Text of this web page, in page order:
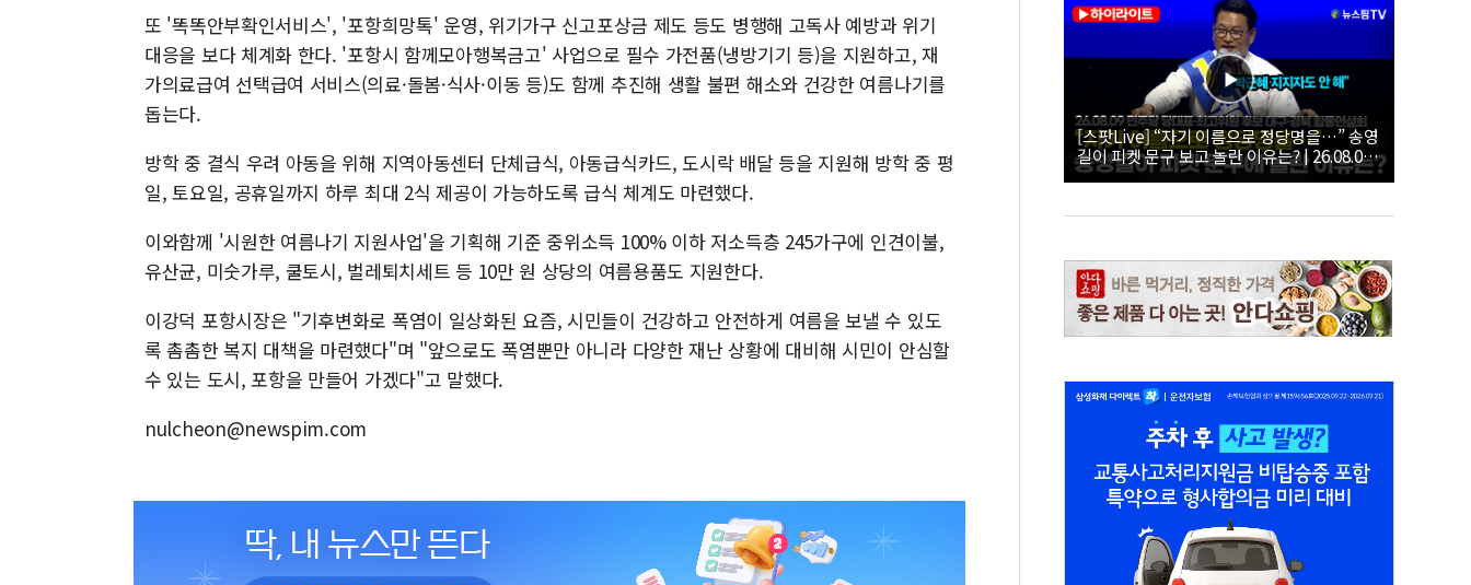
또 '똑똑안부확인서비스', '포항희망톡' 운영, 위기가구 신고포상금 제도 등도 병행해 고독사 예방과 위기
대응을 보다 체계화 한다. '포항시 함께모아행복금고' 사업으로 필수 가전품(냉방기기 등)을 지원하고, 재
가의료급여 선택급여 서비스(의료·돌봄·식사·이동 등)도 함께 추진해 생활 불편 해소와 건강한 여름나기를
돕는다.
방학 중 결식 우려 아동을 위해 지역아동센터 단체급식, 아동급식카드, 도시락 배달 등을 지원해 방학 중 평
일, 토요일, 공휴일까지 하루 최대 2식 제공이 가능하도록 급식 체계도 마련했다.
이와함께 '시원한 여름나기 지원사업'을 기획해 기준 중위소득 100% 이하 저소득층 245가구에 인견이불,
유산균, 미숫가루, 쿨토시, 벌레퇴치세트 등 10만 원 상당의 여름용품도 지원한다.
이강덕 포항시장은 "기후변화로 폭염이 일상화된 요즘, 시민들이 건강하고 안전하게 여름을 보낼 수 있도
록 촘촘한 복지 대책을 마련했다"며 "앞으로도 폭염뿐만 아니라 다양한 재난 상황에 대비해 시민이 안심할
수 있는 도시, 포항을 만들어 가겠다"고 말했다.
nulcheon@newspim.com
[스팟Live] “자기 이름으로 정당명을…” 송영
길이 피켓 문구 보고 놀란 이유는? | 26.08.09
더불어민주당 당대표·최고위원 후보 대구·경